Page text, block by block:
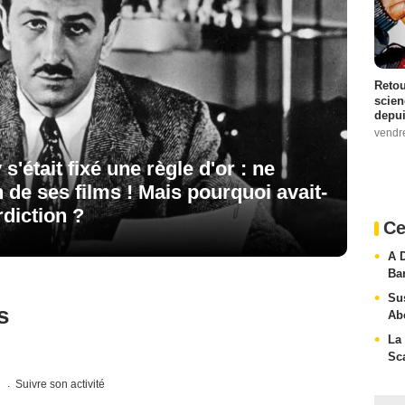
s'était fixé une règle d'or : ne
de ses films ! Mais pourquoi avait-
?
Suivre son activité
A
La